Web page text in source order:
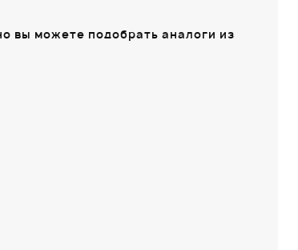
вы можете подобрать аналоги из